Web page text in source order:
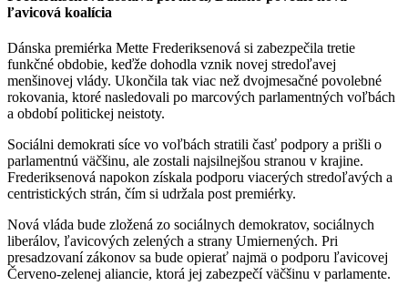
ľavicová koalícia
Dánska premiérka Mette Frederiksenová si zabezpečila tretie
funkčné obdobie, keďže dohodla vznik novej stredoľavej
menšinovej vlády. Ukončila tak viac než dvojmesačné povolebné
rokovania, ktoré nasledovali po marcových parlamentných voľbách
a období politickej neistoty.
Sociálni demokrati síce vo voľbách stratili časť podpory a prišli o
parlamentnú väčšinu, ale zostali najsilnejšou stranou v krajine.
Frederiksenová napokon získala podporu viacerých stredoľavých a
centristických strán, čím si udržala post premiérky.
Nová vláda bude zložená zo sociálnych demokratov, sociálnych
liberálov, ľavicových zelených a strany Umiernených. Pri
presadzovaní zákonov sa bude opierať najmä o podporu ľavicovej
Červeno-zelenej aliancie, ktorá jej zabezpečí väčšinu v parlamente.